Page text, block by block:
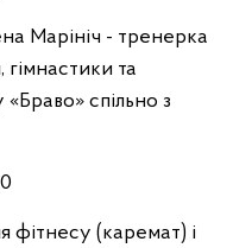
Марініч - тренерка
гімнастики та
спільно з
(каремат) і